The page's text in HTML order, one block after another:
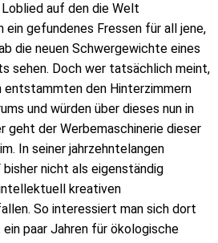
auf den die Welt
ein gefundenes Fressen für all jene,
die neuen Schwergewichte eines
sehen. Doch wer tatsächlich meint,
entstammten den Hinterzimmern
und würden über dieses nun in
geht der Werbemaschinerie dieser
In seiner jahrzehntelangen
nicht als eigenständig
kreativen
So interessiert man sich dort
paar Jahren für ökologische